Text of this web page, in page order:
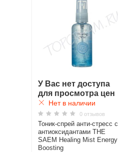
У Вас нет доступа
для просмотра цен
Нет в наличии
0 отзывов
Тоник-спрей анти-стресс с
антиоксидантами THE
SAEM Healing Mist Energy
Boosting